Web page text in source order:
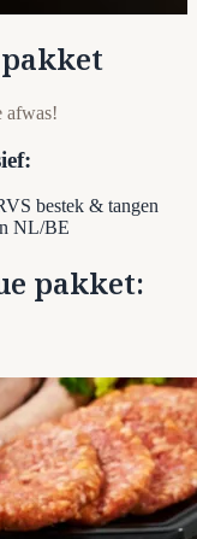
afwas!
bestek & tangen
NL/BE
pakket: